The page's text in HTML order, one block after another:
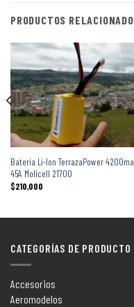
PRODUCTOS
Batería Li-Ion TerrazaPower
45A Molicell 21700
$210,000
CATEGORÍAS DE PRODUCTO
Accesorios
Aeromodelos